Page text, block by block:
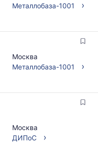
Металлобаза-1001
›
Москва
Металлобаза-1001
›
Москва
ДИПоС
›